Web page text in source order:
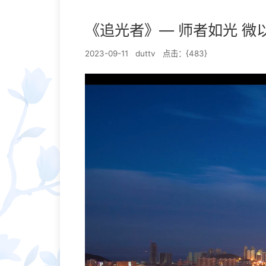
《追光者》— 师者如光 微
2023-09-11 duttv 点击：{483}